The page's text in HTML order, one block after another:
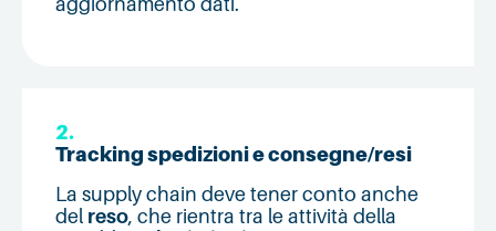
2.
Tracking spedizioni e consegne/resi
La supply chain deve tener conto anche
del reso, che rientra tra le attività della